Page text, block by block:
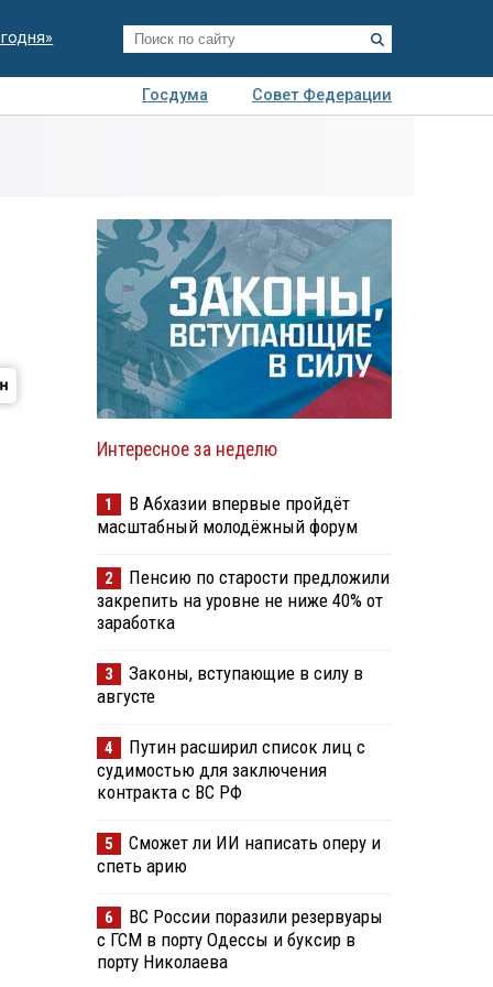
Госдума
Совет Федерации
Интересное за неделю
1
В Абхазии впервые пройдёт
масштабный молодёжный форум
2
Пенсию по старости предложили
закрепить на уровне не ниже 40% от
заработка
3
Законы, вступающие в силу в
августе
4
Путин расширил список лиц с
судимостью для заключения
контракта с ВС РФ
5
Сможет ли ИИ написать оперу и
спеть арию
6
ВС России поразили резервуары
с ГСМ в порту Одессы и буксир в
порту Николаева